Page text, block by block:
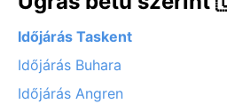
Időjárás Taskent
Időjárás Buhara
Időjárás Angren